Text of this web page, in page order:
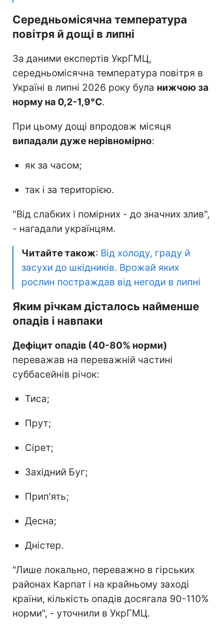
Середньомісячна температура
повітря й дощі в липні
За даними експертів УкрГМЦ,
середньомісячна температура повітря в
Україні в липні 2026 року була нижчою за
норму на 0,2-1,9°C.
При цьому дощі впродовж місяця
випадали дуже нерівномірно:
як за часом;
так і за територією.
"Від слабких і помірних - до значних злив",
- нагадали українцям.
Читайте також: Від холоду, граду й
засухи до шкідників. Врожай яких
рослин постраждав від негоди в липні
Яким річкам дісталось найменше
опадів і навпаки
Дефіцит опадів (40-80% норми)
переважав на переважній частині
суббасейнів річок:
Тиса;
Прут;
Сірет;
Західний Буг;
Прип'ять;
Десна;
Дністер.
"Лише локально, переважно в гірських
районах Карпат і на крайньому заході
країни, кількість опадів досягала 90-110%
норми", - уточнили в УкрГМЦ.